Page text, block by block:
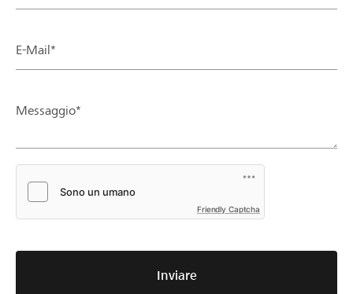
E-Mail*
Messaggio*
Friendly Captcha
Inviare